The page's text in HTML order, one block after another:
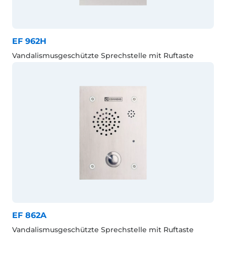
EF 962H
Vandalismusgeschützte Sprechstelle mit Ruftaste
EF 862A
Vandalismusgeschützte Sprechstelle mit Ruftaste